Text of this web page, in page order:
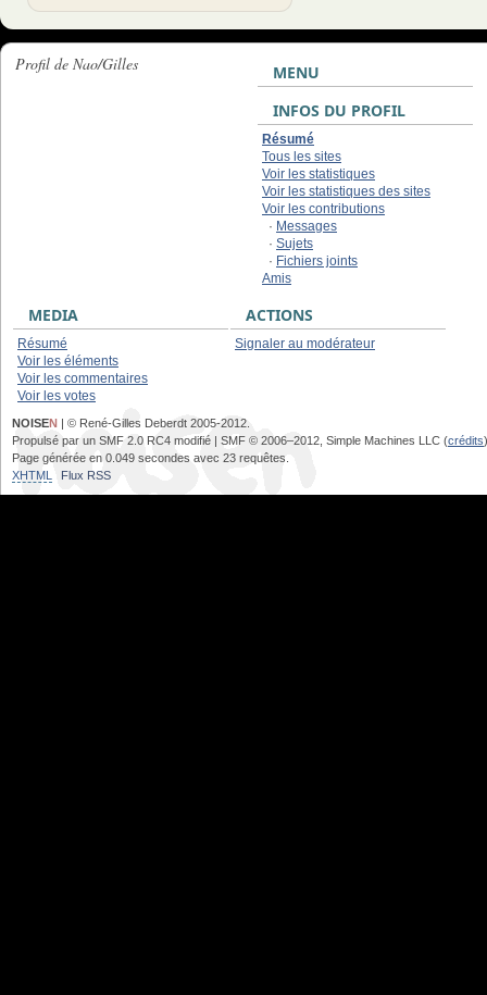
Profil de Nao/Gilles
MENU
INFOS DU PROFIL
Résumé
Tous les sites
Voir les statistiques
Voir les statistiques des sites
Voir les contributions
· Messages
· Sujets
· Fichiers joints
Amis
MEDIA
Résumé
Voir les éléments
Voir les commentaires
Voir les votes
ACTIONS
Signaler au modérateur
NOISEN | © René-Gilles Deberdt 2005-2012.
Propulsé par un SMF 2.0 RC4 modifié | SMF © 2006–2012, Simple Machines LLC (crédits)
Page générée en 0.049 secondes avec 23 requêtes.
XHTML
Flux RSS